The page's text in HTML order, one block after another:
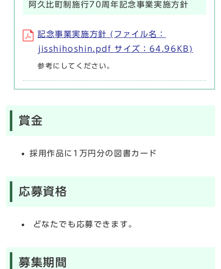
阿久比町制施行70周年記念事業実施方針
記念事業実施方針 (ファイル名：
jisshihoshin.pdf サイズ：64.96KB)
参考にしてください。
賞金
採用作品に1万円分の図書カード
応募資格
どなたでも応募できます。
募集期間